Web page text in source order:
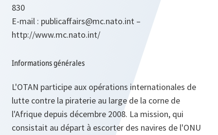
830
E‑mail : publicaffairs@mc.nato.int –
http://www.mc.nato.int/
Informations générales
L'OTAN participe aux opérations internationales de
lutte contre la piraterie au large de la corne de
l'Afrique depuis décembre 2008. La mission, qui
consistait au départ à escorter des navires de l'ONU